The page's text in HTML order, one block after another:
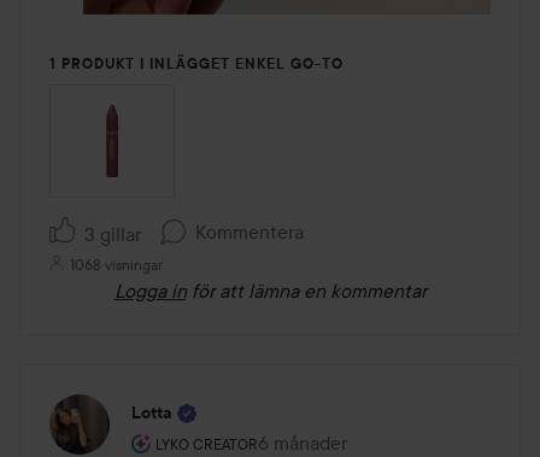
1 PRODUKT I INLÄGGET ENKEL GO-TO
3 gillar Kommentera
1068 visningar
Logga in för att lämna en kommentar
Lotta
LYKO CREATOR
Användarens roll: Lyko Creator.
6 månader
Inlägget skapades 6 månader